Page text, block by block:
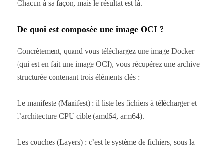
Chacun à sa façon, mais le résultat est là.
De quoi est composée une image OCI ?
Concrètement, quand vous téléchargez une image Docker
(qui est en fait une image OCI), vous récupérez une archive
structurée contenant trois éléments clés :
Le manifeste (Manifest) : il liste les fichiers à télécharger et
l’architecture CPU cible (amd64, arm64).
Les couches (Layers) : c’est le système de fichiers, sous la